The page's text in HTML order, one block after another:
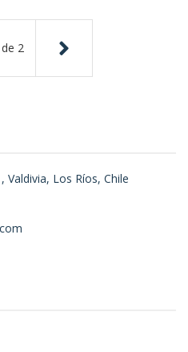
de 2
Valdivia, Los Ríos, Chile